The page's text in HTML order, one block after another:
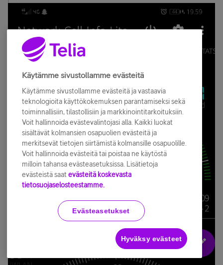
Käytämme sivustollamme evästeitä
Käytämme sivustollamme evästeitä ja vastaavia
teknologioita käyttökokemuksen parantamiseksi sekä
toiminnallisiin, tilastollisiin ja markkinointitarkoituksiin.
Voit hallinnoida evästevalintojasi alla. Kaikki luokat
sisältävät kolmansien osapuolien evästeitä ja
merkitsevät tietojen siirtämistä kolmansille osapuolille.
Voit hallinnoida evästeitä tai poistaa ne käytöstä
milloin tahansa evästeasetuksissa. Lisätietoja
evästeistä saat evästeitä koskevasta
tietosuojaselosteestamme.
Evästeasetukset
Hyväksy evästeet